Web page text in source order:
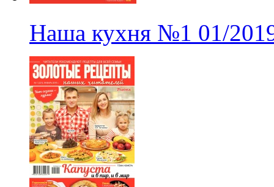
Наша кухня №1 01/